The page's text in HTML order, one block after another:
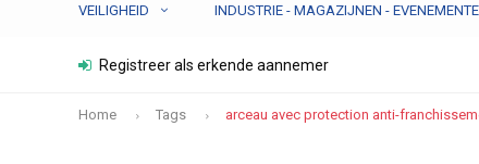
VEILIGHEID INDUSTRIE - MAGAZIJNEN -
Registreer als erkende aannemer
Home Tags arceau avec protection anti-